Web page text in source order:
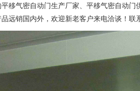
移气密自动门生产厂家、平移气密自动
品远销国内外，欢迎新老客户来电洽谈！联